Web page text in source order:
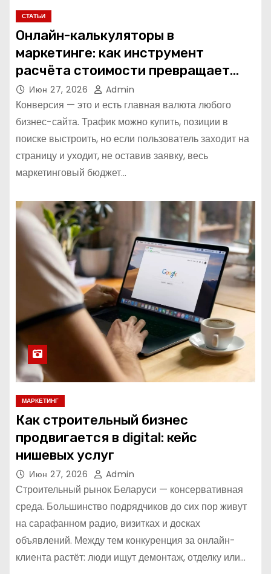
СТАТЬИ
Онлайн-калькуляторы в
маркетинге: как инструмент
расчёта стоимости превращает
посетителя в клиента
Июн 27, 2026 Admin
Конверсия — это и есть главная валюта любого
бизнес-сайта. Трафик можно купить, позиции в
поиске выстроить, но если пользователь заходит на
страницу и уходит, не оставив заявку, весь
маркетинговый бюджет…
МАРКЕТИНГ
Как строительный бизнес
продвигается в digital: кейс
нишевых услуг
Июн 27, 2026 Admin
Строительный рынок Беларуси — консервативная
среда. Большинство подрядчиков до сих пор живут
на сарафанном радио, визитках и досках
объявлений. Между тем конкуренция за онлайн-
клиента растёт: люди ищут демонтаж, отделку или…